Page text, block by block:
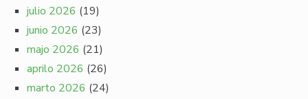
julio 2026 (19)
junio 2026 (23)
majo 2026 (21)
aprilo 2026 (26)
marto 2026 (24)